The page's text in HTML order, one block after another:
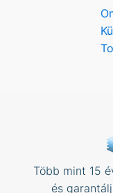
Több mint 15
és